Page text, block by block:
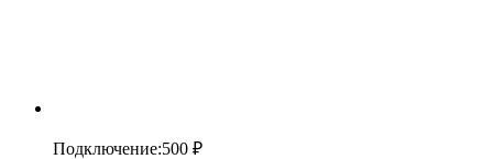
Подключение:500 ₽